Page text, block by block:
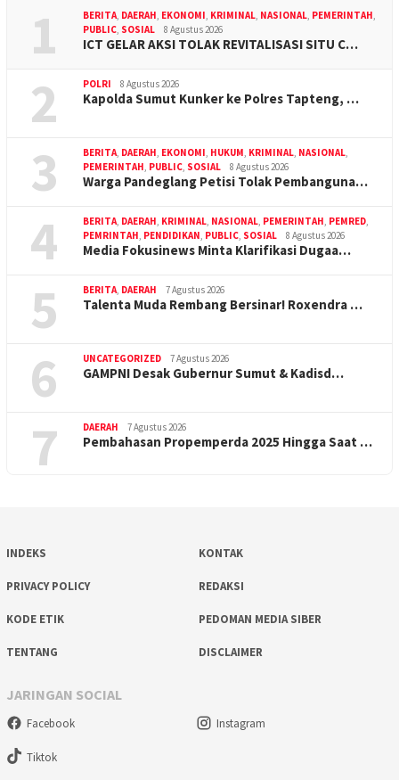
1 BERITA, DAERAH, EKONOMI, KRIMINAL, NASIONAL, PEMERINTAH,
PUBLIC, SOSIAL 8 Agustus 2026
ICT GELAR AKSI TOLAK REVITALISASI SITU C…
2 POLRI 8 Agustus 2026
Kapolda Sumut Kunker ke Polres Tapteng, …
3 BERITA, DAERAH, EKONOMI, HUKUM, KRIMINAL, NASIONAL,
PEMERINTAH, PUBLIC, SOSIAL 8 Agustus 2026
Warga Pandeglang Petisi Tolak Pembanguna…
4 BERITA, DAERAH, KRIMINAL, NASIONAL, PEMERINTAH, PEMRED,
PEMRINTAH, PENDIDIKAN, PUBLIC, SOSIAL 8 Agustus 2026
Media Fokusinews Minta Klarifikasi Dugaa…
5 BERITA, DAERAH 7 Agustus 2026
Talenta Muda Rembang Bersinar! Roxendra …
6 UNCATEGORIZED 7 Agustus 2026
GAMPNI Desak Gubernur Sumut & Kadisd…
7 DAERAH 7 Agustus 2026
Pembahasan Propemperda 2025 Hingga Saat …
INDEKS KONTAK
PRIVACY POLICY REDAKSI
KODE ETIK PEDOMAN MEDIA SIBER
TENTANG DISCLAIMER
JARINGAN SOCIAL
Facebook Instagram
Tiktok